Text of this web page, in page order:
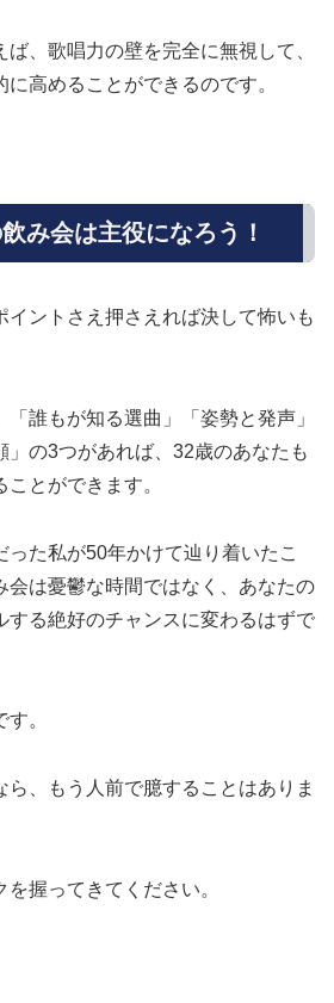
、歌唱力の壁を完全に無視して、
高めることができるのです。
み会は主役になろう！
イントさえ押さえれば決して怖いも
誰もが知る選曲」「姿勢と発声」
」の3つがあれば、32歳のあなたも
とができます。
った私が50年かけて辿り着いたこ
会は憂鬱な時間ではなく、あなたの
する絶好のチャンスに変わるはずで
。
ら、もう人前で臆することはありま
握ってきてください。